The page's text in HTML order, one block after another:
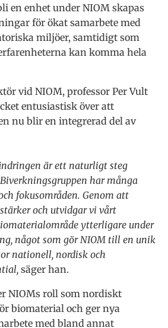
en enhet under NIOM skapas
för ökat samarbete med
miljöer, samtidigt som
kan komma hela
vid NIOM, professor Per Vult
entusiastisk över att
nu blir en integrerad del av
är ett naturligt steg
har många
fokusområden. Genom att
och utvidgar vi vårt
ytterligare under
något som gör NIOM till en unik
nationell, nordisk och
säger han.
NIOMs roll som nordiskt
biomaterial och ger nya
med bland annat